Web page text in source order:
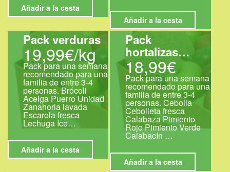
Añadir a la cesta
Añadir a la cesta
Pack verduras
19,99€/kg
Pack para una semana
recomendado para una
familia de entre 3-4
personas. Brócoli
Acelga Puerro Unidad
Zanahoria lavada
Escarola fresca
Lechuga Ice…
Añadir a la cesta
Pack
hortalizas…
18,99€
Pack para una semana
recomendado para una
familia de entre 3-4
personas. Cebolla
Cebolleta fresca
Calabaza Pimiento
Rojo Pimiento Verde
Calabacín …
Añadir a la cesta